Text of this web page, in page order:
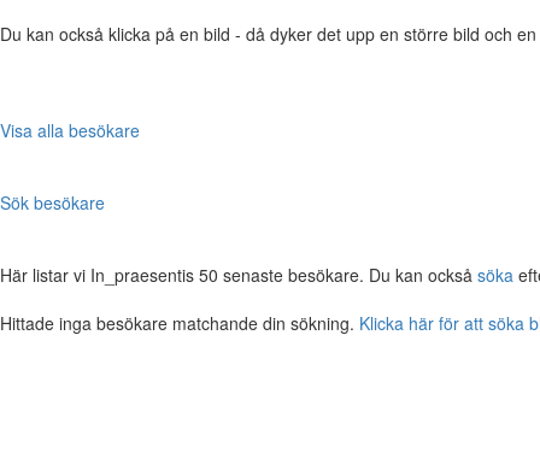
Du kan också klicka på en bild - då dyker det upp en större bild och
Visa alla besökare
Sök besökare
Här listar vi In_praesentis 50 senaste besökare. Du kan också söka
Hittade inga besökare matchande din sökning. Klicka här för att söka